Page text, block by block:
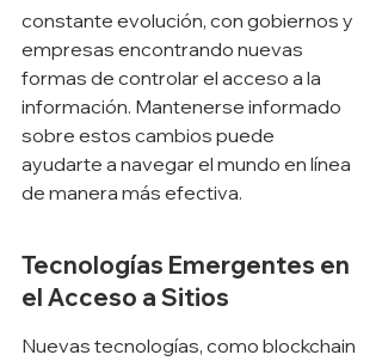
constante evolución, con gobiernos y
empresas encontrando nuevas
formas de controlar el acceso a la
información. Mantenerse informado
sobre estos cambios puede
ayudarte a navegar el mundo en línea
de manera más efectiva.
Tecnologías Emergentes en
el Acceso a Sitios
Nuevas tecnologías, como blockchain